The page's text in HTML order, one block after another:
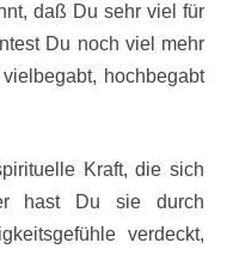
daß Du sehr viel für
Du noch viel mehr
hochbegabt
Kraft, die sich
hast Du sie durch
verdeckt,